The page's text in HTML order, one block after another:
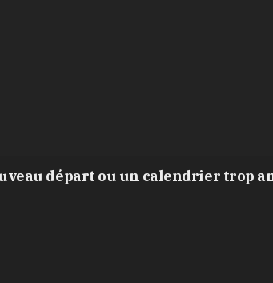
départ ou un calendrier trop